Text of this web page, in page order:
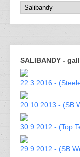
SALIBANDY -
22.3.2016 -
20.10.2013 - (SB
30.9.2012 - (Top
29.9.2012 - (SB